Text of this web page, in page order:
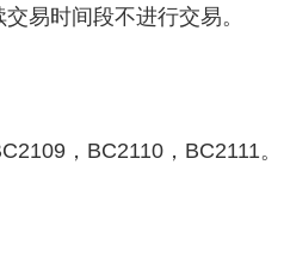
易时间段不进行交易。
，BC2110，BC2111。